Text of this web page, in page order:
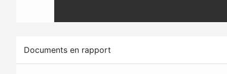
Documents en rapport